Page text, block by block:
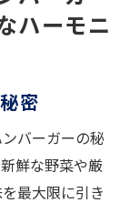
絶品ハンバ
驚き
ー
ハーモニ
密
バーガーの秘
鮮な野菜や厳
最大限に引き